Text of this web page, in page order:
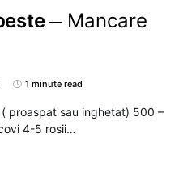
Mancare
1 minute read
proaspat sau inghetat) 500 –
4-5 rosii…